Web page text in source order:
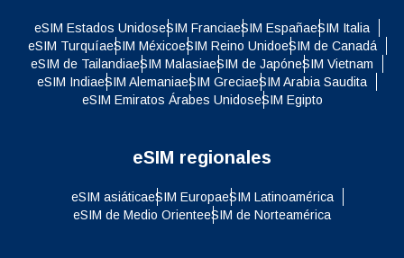
eSIM Estados UnidoseSIM FranciaeSIM EspañaeSIM Italia
eSIM TurquíaeSIM MéxicoeSIM Reino UnidoeSIM de Canadá
eSIM de TailandiaeSIM MalasiaeSIM de JapóneSIM Vietnam
eSIM IndiaeSIM AlemaniaeSIM GreciaeSIM Arabia Saudita
eSIM Emiratos Árabes UnidoseSIM Egipto
eSIM regionales
eSIM asiáticaeSIM EuropaeSIM Latinoamérica
eSIM de Medio OrienteeSIM de Norteamérica